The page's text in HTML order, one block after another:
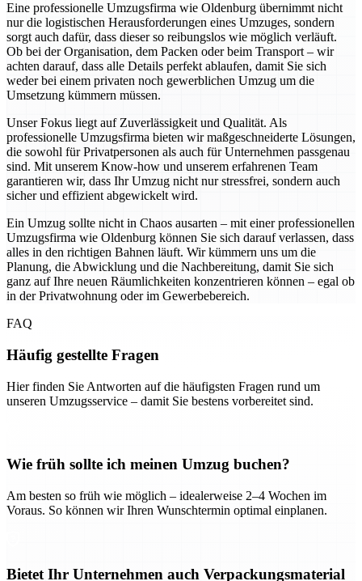
Eine professionelle Umzugsfirma wie Oldenburg übernimmt nicht
nur die logistischen Herausforderungen eines Umzuges, sondern
sorgt auch dafür, dass dieser so reibungslos wie möglich verläuft.
Ob bei der Organisation, dem Packen oder beim Transport – wir
achten darauf, dass alle Details perfekt ablaufen, damit Sie sich
weder bei einem privaten noch gewerblichen Umzug um die
Umsetzung kümmern müssen.
Unser Fokus liegt auf Zuverlässigkeit und Qualität. Als
professionelle Umzugsfirma bieten wir maßgeschneiderte Lösungen,
die sowohl für Privatpersonen als auch für Unternehmen passgenau
sind. Mit unserem Know-how und unserem erfahrenen Team
garantieren wir, dass Ihr Umzug nicht nur stressfrei, sondern auch
sicher und effizient abgewickelt wird.
Ein Umzug sollte nicht in Chaos ausarten – mit einer professionellen
Umzugsfirma wie Oldenburg können Sie sich darauf verlassen, dass
alles in den richtigen Bahnen läuft. Wir kümmern uns um die
Planung, die Abwicklung und die Nachbereitung, damit Sie sich
ganz auf Ihre neuen Räumlichkeiten konzentrieren können – egal ob
in der Privatwohnung oder im Gewerbebereich.
FAQ
Häufig gestellte Fragen
Hier finden Sie Antworten auf die häufigsten Fragen rund um
unseren Umzugsservice – damit Sie bestens vorbereitet sind.
Wie früh sollte ich meinen Umzug buchen?
Am besten so früh wie möglich – idealerweise 2–4 Wochen im
Voraus. So können wir Ihren Wunschtermin optimal einplanen.
Bietet Ihr Unternehmen auch Verpackungsmaterial